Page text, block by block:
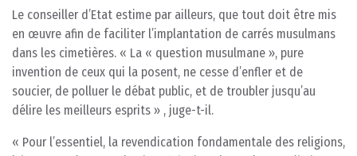
Le conseiller d’Etat estime par ailleurs, que tout doit être mis
en œuvre afin de faciliter l’implantation de carrés musulmans
dans les cimetières. « La « question musulmane », pure
invention de ceux qui la posent, ne cesse d’enfler et de
soucier, de polluer le débat public, et de troubler jusqu’au
délire les meilleurs esprits » , juge-t-il.
« Pour l’essentiel, la revendication fondamentale des religions,